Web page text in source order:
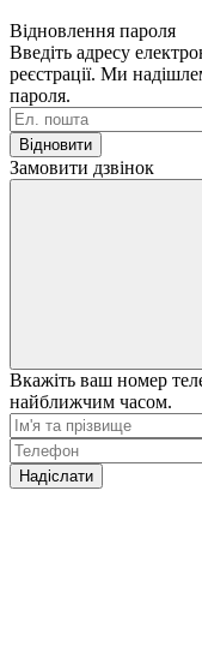
Відновлення пароля
Введіть адресу
реєстрації. Ми
пароля.
Відновити
Замовити дзвінок
Вкажіть ваш номер
найближчим часом.
Надіслати